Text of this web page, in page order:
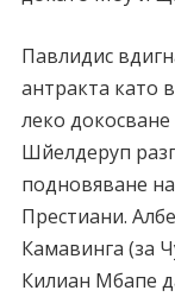
Павлидис
антракта като
леко
Шйелдеруп
подновяване
Престиани.
Камавинга (за
Килиан Мбапе